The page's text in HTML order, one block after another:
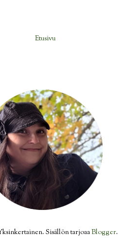
Etusivu
Sisällön tarjoaaBlogger.